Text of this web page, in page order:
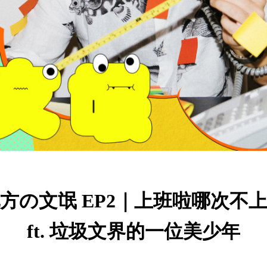
の文氓 EP2｜上班啦哪次不
ft. 垃圾文界的一位美少年